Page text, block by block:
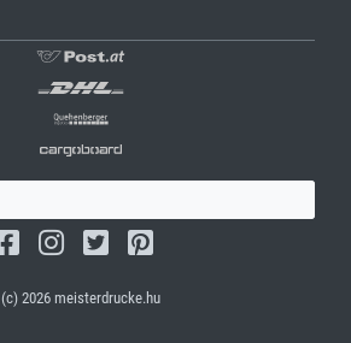
(c) 2026 meisterdrucke.hu